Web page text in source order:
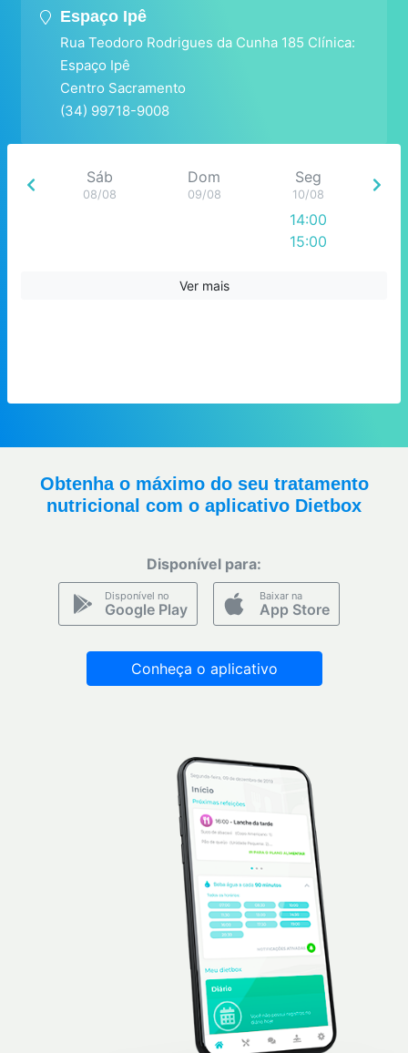
Espaço Ipê
Rua Teodoro Rodrigues da Cunha 185 Clínica:
Espaço Ipê
Centro Sacramento
(34) 99718-9008
Sáb
08/08
Dom
09/08
Seg
10/08
14:00
15:00
Ver mais
Obtenha o máximo do seu tratamento
nutricional com o aplicativo Dietbox
Disponível para:
Disponível no
Google Play
Baixar na
App Store
Conheça o aplicativo